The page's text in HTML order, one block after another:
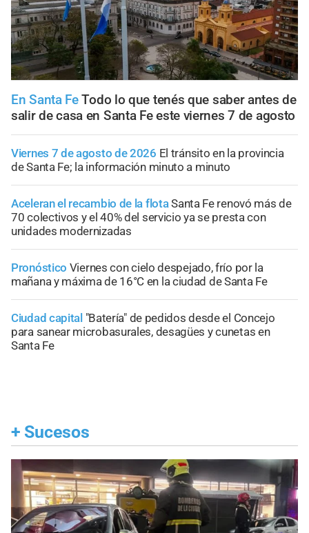
En Santa FeTodo lo que tenés que saber antes de
salir de casa en Santa Fe este viernes 7 de agosto
Viernes 7 de agosto de 2026 El tránsito en la provincia
de Santa Fe; la información minuto a minuto
Aceleran el recambio de la flotaSanta Fe renovó más de
70 colectivos y el 40% del servicio ya se presta con
unidades modernizadas
Pronóstico Viernes con cielo despejado, frío por la
mañana y máxima de 16°C en la ciudad de Santa Fe
Ciudad capital "Batería" de pedidos desde el Concejo
para sanear microbasurales, desagües y cunetas en
Santa Fe
+ Sucesos